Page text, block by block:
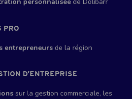
PRO
entrepreneurs de la région
D’ENTREPRISE
sur la gestion commerciale, les